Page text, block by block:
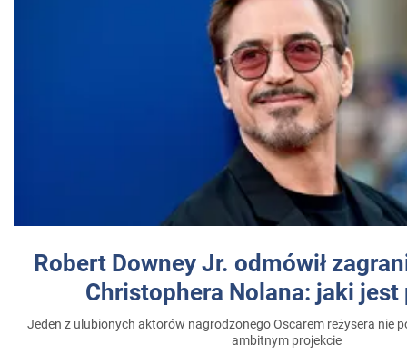
Robert Downey Jr. odmówił
Christophera Nolana: jaki jest
Jeden z ulubionych aktorów nagrodzonego Oscarem reżysera nie
ambitnym projekcie